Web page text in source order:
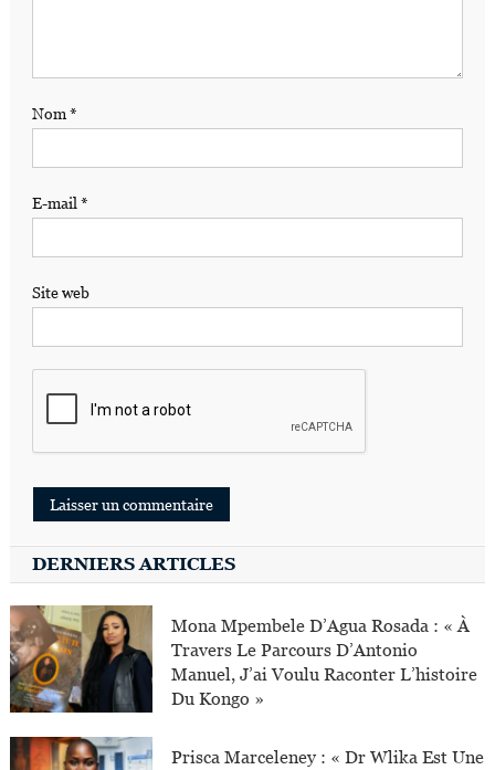
Nom*
E-mail *
Site web
DERNIERS ARTICLES
Mona Mpembele D’Agua Rosada : « À
Travers Le Parcours D’Antonio
Manuel, J’ai Voulu Raconter L’histoire
Du Kongo »
Prisca Marceleney : « Dr Wlika Est Une